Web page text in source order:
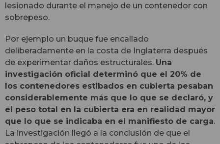
lesionado durante el manejo de un contenedor con
sobrepeso.
Por ejemplo un buque fue encallado
deliberadamente en la costa de Inglaterra después
de experimentar daños estructurales. Una
investigación oficial determinó que el 20% de
los contenedores estibados en cubierta pesaban
considerablemente más que lo que se declaró, y
el peso total en la cubierta era en realidad mayor
que lo que se indicaba en el manifiesto de carga.
La investigación llegó a la conclusión de que el